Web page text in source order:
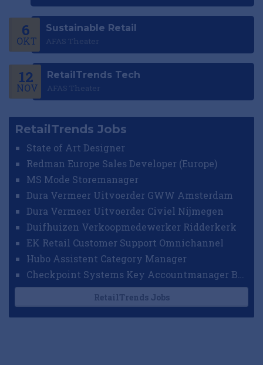
6
OKT
Sustainable Retail
AFAS Theater
12
NOV
RetailTrends Tech
AFAS Theater
RetailTrends Jobs
State of Art Designer
Redman Europe Sales Developer (Europe)
MS Mode Storemanager
Dura Vermeer Uitvoerder GWW Amsterdam
Dura Vermeer Uitvoerder Civiel Nijmegen
Duifhuizen Verkoopmedewerker Ridderkerk
EK Retail Customer Support Omnichannel
Hubo Assistent Category Manager
RetailTrends Jobs